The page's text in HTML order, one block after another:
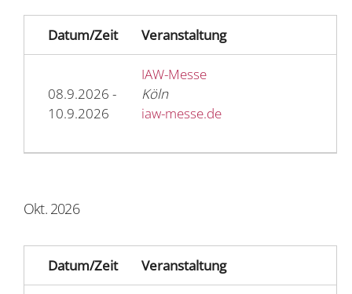
Datum/Zeit Veranstaltung
08.9.2026 -
10.9.2026
IAW-Messe
Köln
iaw-messe.de
Okt. 2026
Datum/Zeit Veranstaltung